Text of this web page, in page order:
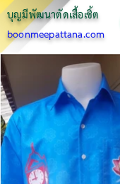
บุญมีพัฒนาตัดเสื้อเชิ้ต
boonmeepattana.com